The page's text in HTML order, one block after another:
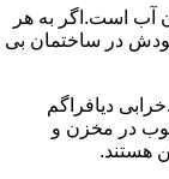
آب است.اگر به هر
در ساختمان بی
دیافراگم
در مخزن و
هستند.